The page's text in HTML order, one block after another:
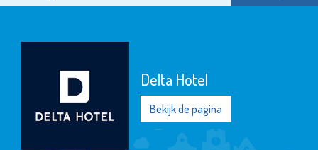
Delta Hotel
Bekijk de pagina